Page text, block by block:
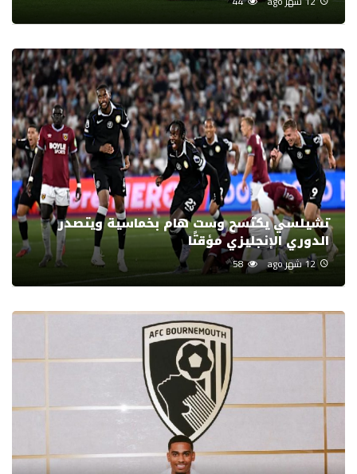
تشيلسي يكتسح وست هام بخماسية ويتصدر
الدوري الإنجليزي مؤقتًا
12 شهر ago 58